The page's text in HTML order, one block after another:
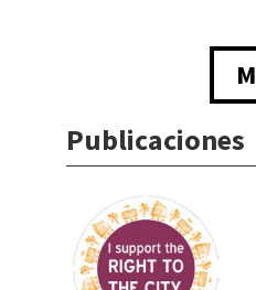
Publicaciones